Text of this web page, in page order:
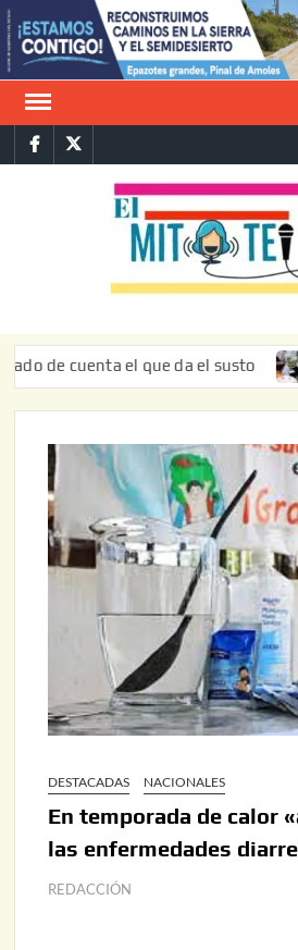
Saltar
al
contenido
FacebookTwitter
el que da el susto
DESTACADAS NACIONALES
En temporada de calor
las enfermedades
REDACCIÓN